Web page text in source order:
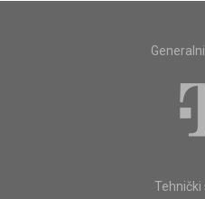
Tehnički